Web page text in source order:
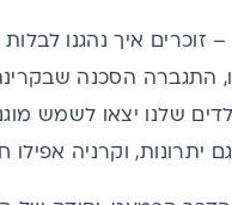
זוכרים איך נהגנו
התגברה הסכנה
שלנו יצאו לשמש
יתרונות, וקרניה